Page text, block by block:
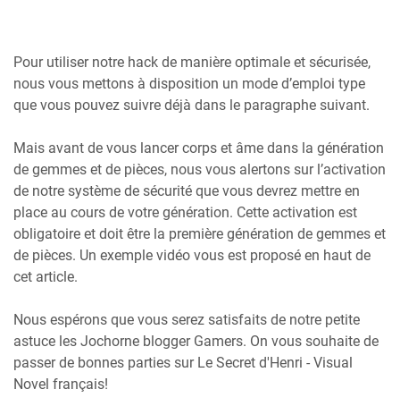
Pour utiliser notre hack de manière optimale et sécurisée,
nous vous mettons à disposition un mode d’emploi type
que vous pouvez suivre déjà dans le paragraphe suivant.
Mais avant de vous lancer corps et âme dans la génération
de gemmes et de pièces, nous vous alertons sur l’activation
de notre système de sécurité que vous devrez mettre en
place au cours de votre génération. Cette activation est
obligatoire et doit être la première génération de gemmes et
de pièces. Un exemple vidéo vous est proposé en haut de
cet article.
Nous espérons que vous serez satisfaits de notre petite
astuce les Jochorne blogger Gamers. On vous souhaite de
passer de bonnes parties sur Le Secret d'Henri - Visual
Novel français!